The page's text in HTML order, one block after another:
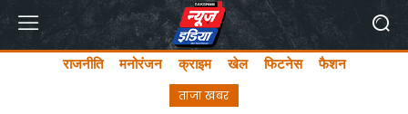
राजनीति मनोरंजन क्राइम खेल फिटनेस फैशन
ताजा खबर